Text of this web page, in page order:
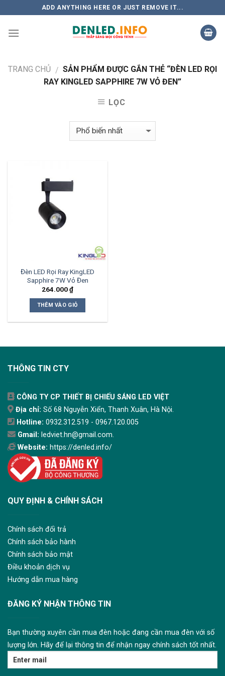
to
content
ADD ANYTHING HERE OR JUST REMOVE IT...
TRANG CHỦ / SẢN PHẨM ĐƯỢC GẮN THẺ “ĐÈN LED RỌI
RAY KINGLED SAPPHIRE 7W VỎ ĐEN”
LỌC
Đèn LED Rọi Ray KingLED
Sapphire 7W Vỏ Đen
264.000₫
THÊM VÀO GIỎ
THÔNG TIN CTY
CÔNG TY CP THIẾT BỊ CHIẾU SÁNG LED VIỆT
Địa chỉ: Số 68 Nguyễn Xiển, Thanh Xuân, Hà Nội.
Hotline: 0932.312.519 - 0967.120.005
Gmail: ledviet.hn@gmail.com.
Website: https://denled.info/
QUY ĐỊNH & CHÍNH SÁCH
Chính sách đổi trả
Chính sách bảo hành
Chính sách bảo mật
Điều khoản dịch vụ
Hướng dẫn mua hàng
ĐĂNG KÝ NHẬN THÔNG TIN
Bạn thường xuyên cần mua đèn hoặc đang cần mua đèn với số
lượng lớn. Hãy để lại thông tin để nhận ngay chính sách tốt nhất.